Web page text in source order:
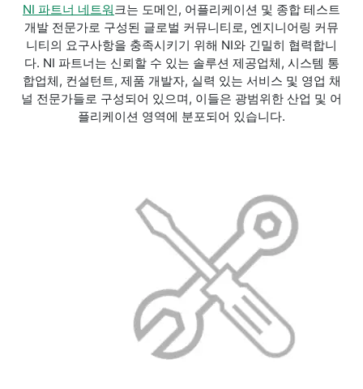
NI 파트너 네트워 크는 도메인, 어플리케이션 및 종합 테스트
개발 전문가로 구성된 글로벌 커뮤니티로, 엔지니어링 커뮤
니티의 요구사항을 충족시키기 위해 NI와 긴밀히 협력합니
다. NI 파트너는 신뢰할 수 있는 솔루션 제공업체, 시스템 통
합업체, 컨설턴트, 제품 개발자, 실력 있는 서비스 및 영업 채
널 전문가들로 구성되어 있으며, 이들은 광범위한 산업 및 어
플리케이션 영역에 분포되어 있습니다.